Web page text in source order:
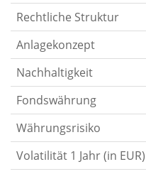
Rechtliche Struktur
Anlagekonzept
Nachhaltigkeit
Fondswährung
Währungsrisiko
Volatilität 1 Jahr (in EUR)